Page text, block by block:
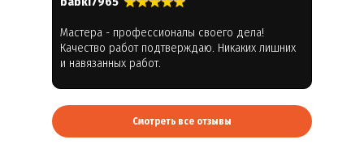
Мастера - профессионалы своего дела!
Качество работ подтверждаю. Никаких лишних
и навязанных работ.
Смотреть все отзывы